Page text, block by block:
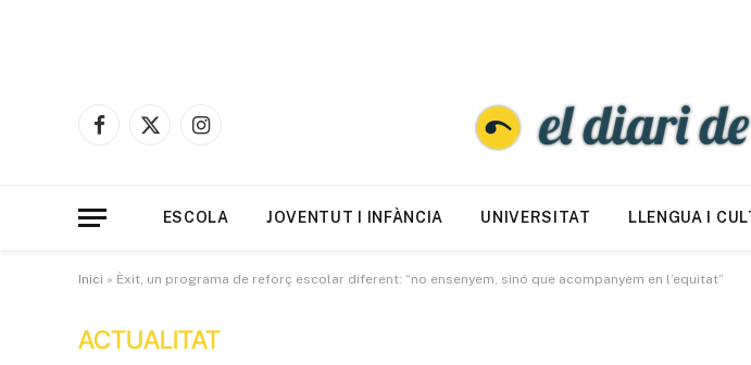
Facebook
X
Instagram
ESCOLA JOVENTUT I INFÀNCIA UNIVERSITAT LLENGUA I
Inici » Èxit, un programa de reforç escolar diferent: “no ensenyem, sinó que acompanyem en l’equitat”
ACTUALITAT